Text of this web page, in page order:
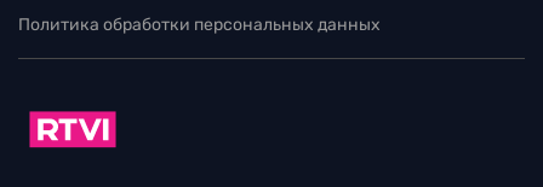
Политика обработки персональных данных